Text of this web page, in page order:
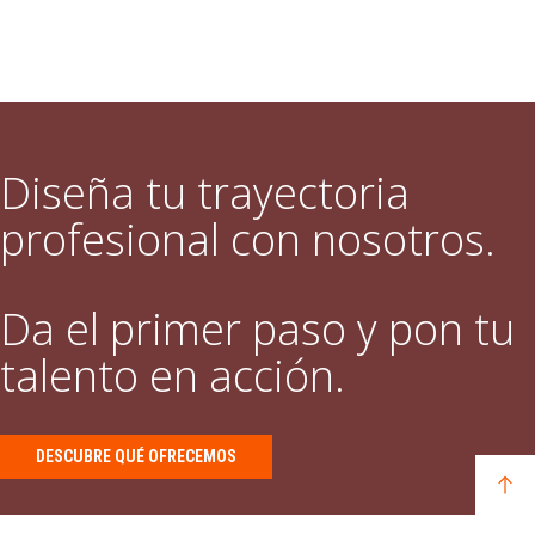
Diseña tu trayectoria
profesional con nosotros.
Da el primer paso y pon tu
talento en acción.
DESCUBRE QUÉ OFRECEMOS